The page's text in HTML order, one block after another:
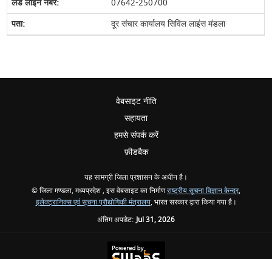
07642-250700
दूर संचार कार्यालय सिविल लाइंस मंडला
वेबसाइट नीति
सहायता
हमसे संपर्क करें
फ़ीडबैक
यह सामग्री जिला प्रशासन के अधीन है।
© जिला मण्डला, मध्यप्रदेश , इस वेबसाइट का निर्माणराष्ट्रीय सूचना विज्ञान केन्द्र,
इलेक्ट्रानिक्स एवं सूचना प्रौद्योगिकी मंत्रालय, भारत सरकार द्वारा किया गया है।
अंतिम अपडेट:Jul 31, 2026